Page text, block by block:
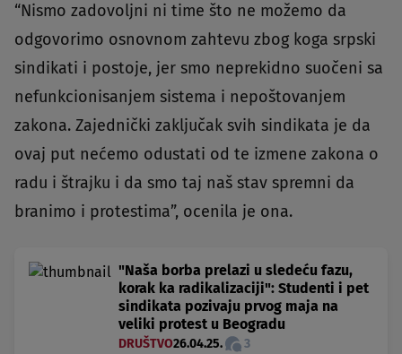
“Nismo zadovoljni ni time što ne možemo da
odgovorimo osnovnom zahtevu zbog koga srpski
sindikati i postoje, jer smo neprekidno suočeni sa
nefunkcionisanjem sistema i nepoštovanjem
zakona. Zajednički zaključak svih sindikata je da
ovaj put nećemo odustati od te izmene zakona o
radu i štrajku i da smo taj naš stav spremni da
branimo i protestima”, ocenila je ona.
"Naša borba prelazi u sledeću fazu,
korak ka radikalizaciji": Studenti i pet
sindikata pozivaju prvog maja na
veliki protest u Beogradu
DRUŠTVO26.04.25. 3